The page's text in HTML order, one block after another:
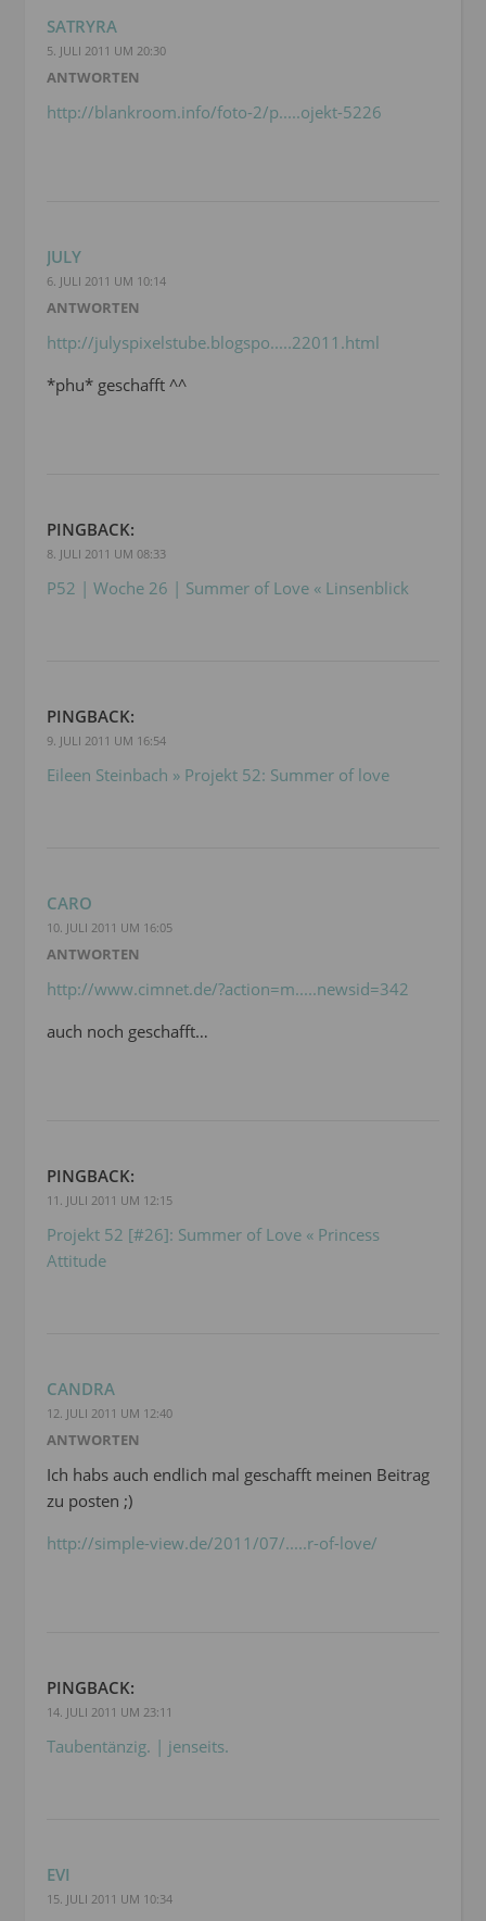
SATRYRA
5. JULI 2011 UM 20:30
ANTWORTEN
http://blankroom.info/foto-2/p.....ojekt-5226
JULY
6. JULI 2011 UM 10:14
ANTWORTEN
http://julyspixelstube.blogspo.....22011.html
*phu* geschafft ^^
PINGBACK:
8. JULI 2011 UM 08:33
P52 | Woche 26 | Summer of Love « Linsenblick
PINGBACK:
9. JULI 2011 UM 16:54
Eileen Steinbach » Projekt 52: Summer of love
CARO
10. JULI 2011 UM 16:05
ANTWORTEN
http://www.cimnet.de/?action=m.....newsid=342
auch noch geschafft…
PINGBACK:
11. JULI 2011 UM 12:15
Projekt 52 [#26]: Summer of Love « Princess
Attitude
CANDRA
12. JULI 2011 UM 12:40
ANTWORTEN
Ich habs auch endlich mal geschafft meinen Beitrag
zu posten ;)
http://simple-view.de/2011/07/.....r-of-love/
PINGBACK:
14. JULI 2011 UM 23:11
Taubentänzig. | jenseits.
EVI
15. JULI 2011 UM 10:34